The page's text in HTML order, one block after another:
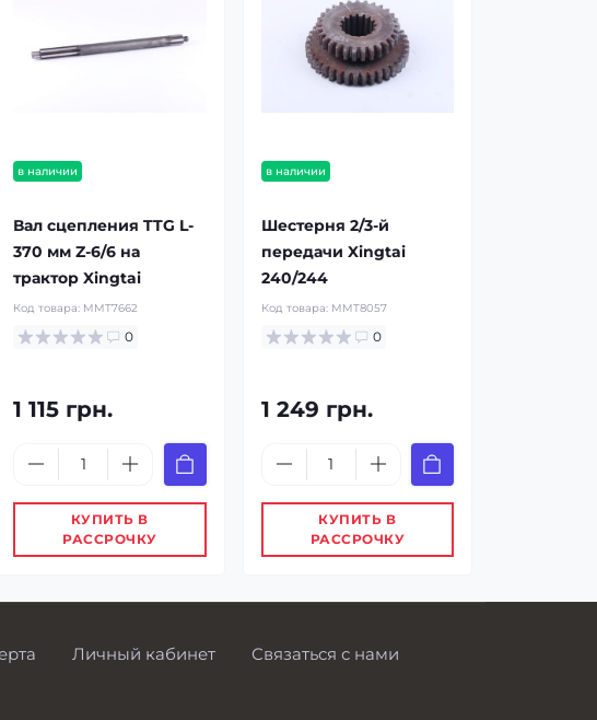
в наличии
Вал сцепления TTG L-
370 мм Z-6/6 на
трактор Xingtai
Код товара: MMT7662
0
1 115 грн.
КУПИТЬ В
РАССРОЧКУ
в наличии
Шестерня 2/3-й
передачи Xingtai
240/244
Код товара: MMT8057
0
1 249 грн.
КУПИТЬ В
РАССРОЧКУ
Личный кабинет
Связаться с нами